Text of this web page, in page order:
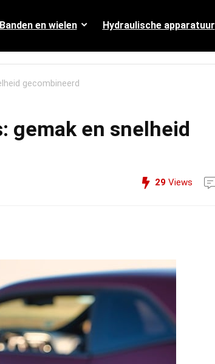
Banden en wielen Hydraulische apparatuur
gecombineerd
gemak en snelheid
29 Views